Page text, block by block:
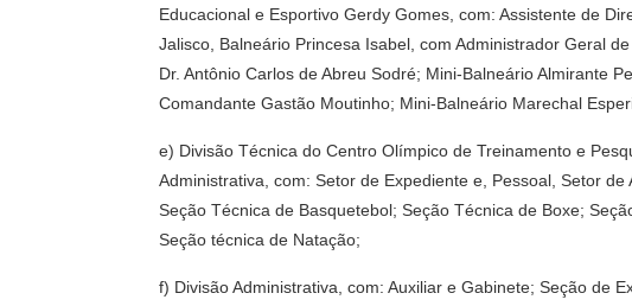
Educacional e Esportivo Gerdy Gomes, com: Assistente de
Jalisco, Balneário Princesa Isabel, com Administrador Geral
Dr. Antônio Carlos de Abreu Sodré; Mini-Balneário Almirante
Comandante Gastão Moutinho; Mini-Balneário Marechal
e) Divisão Técnica do Centro Olímpico de Treinamento e
Administrativa, com: Setor de Expediente e, Pessoal, Setor
Seção Técnica de Basquetebol; Seção Técnica de Boxe;
Seção técnica de Natação;
f) Divisão Administrativa, com: Auxiliar e Gabinete; Seção de